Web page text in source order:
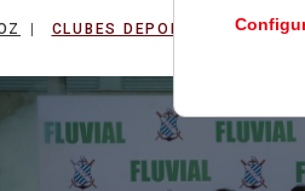
CLUBES DEPORTIVOS DE